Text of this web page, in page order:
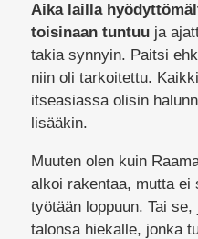
Aika lailla
toisinaan tuntuuja
takia synnyin. Paitsi
niin oli tarkoitettu.
itseasiassa olisin
lisääkin.
Muuten olen kuin
alkoi rakentaa, mutta ei
työtään loppuun. Tai
talonsa hiekalle, jonka